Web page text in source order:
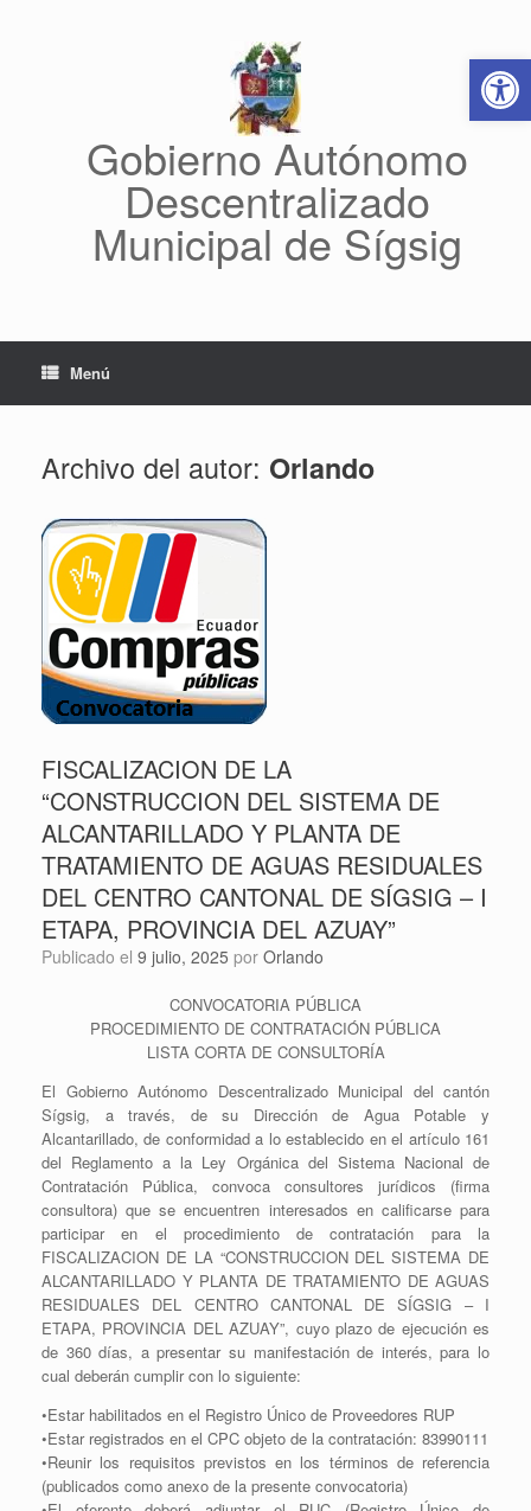
Abrir
Gobierno Autónomo
Descentralizado
Municipal de Sígsig
Menú
Archivo del autor: Orlando
FISCALIZACION DE LA
“CONSTRUCCION DEL SISTEMA DE
ALCANTARILLADO Y PLANTA DE
TRATAMIENTO DE AGUAS RESIDUALES
DEL CENTRO CANTONAL DE SÍGSIG – I
ETAPA, PROVINCIA DEL AZUAY”
Publicado el 9 julio, 2025 por Orlando
CONVOCATORIA PÚBLICA
PROCEDIMIENTO DE CONTRATACIÓN PÚBLICA
LISTA CORTA DE CONSULTORÍA
El Gobierno Autónomo Descentralizado Municipal del cantón
Sígsig, a través, de su Dirección de Agua Potable y
Alcantarillado, de conformidad a lo establecido en el artículo 161
del Reglamento a la Ley Orgánica del Sistema Nacional de
Contratación Pública, convoca consultores jurídicos (firma
consultora) que se encuentren interesados en calificarse para
participar en el procedimiento de contratación para la
FISCALIZACION DE LA “CONSTRUCCION DEL SISTEMA DE
ALCANTARILLADO Y PLANTA DE TRATAMIENTO DE AGUAS
RESIDUALES DEL CENTRO CANTONAL DE SÍGSIG – I
ETAPA, PROVINCIA DEL AZUAY”, cuyo plazo de ejecución es
de 360 días, a presentar su manifestación de interés, para lo
cual deberán cumplir con lo siguiente:
•Estar habilitados en el Registro Único de Proveedores RUP
•Estar registrados en el CPC objeto de la contratación: 83990111
•Reunir los requisitos previstos en los términos de referencia
(publicados como anexo de la presente convocatoria)